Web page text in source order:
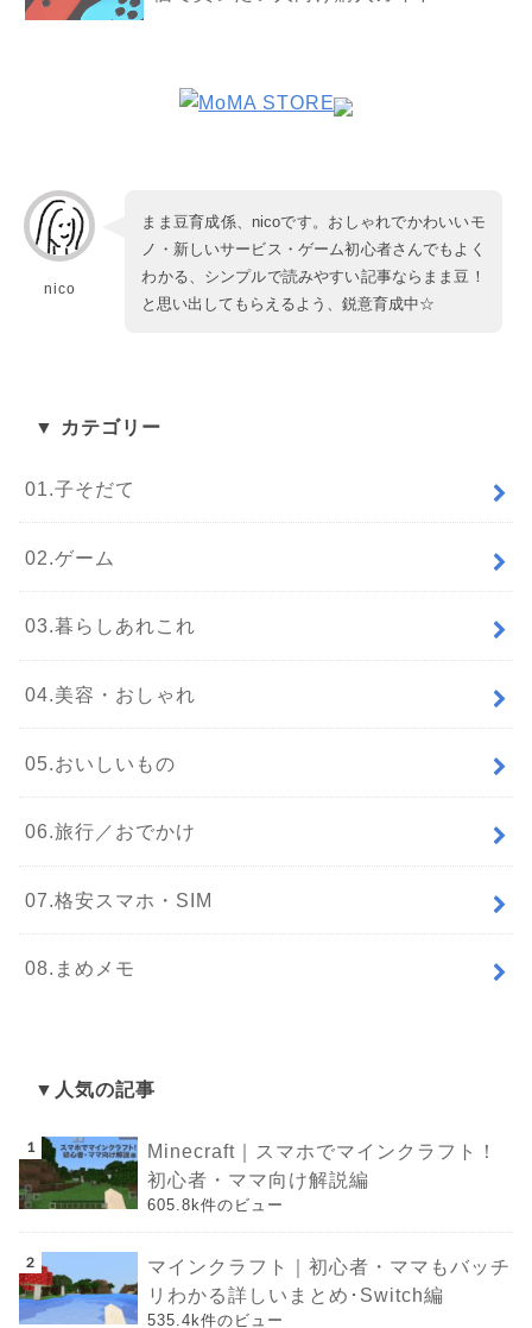
nico
まま豆育成係、nicoです。おしゃれでかわいいモ
ノ・新しいサービス・ゲーム初心者さんでもよく
わかる、シンプルで読みやすい記事ならまま豆！
と思い出してもらえるよう、鋭意育成中☆
▼ カテゴリー
01.子そだて
02.ゲーム
03.暮らしあれこれ
04.美容・おしゃれ
05.おいしいもの
06.旅行／おでかけ
07.格安スマホ・SIM
08.まめメモ
▼人気の記事
Minecraft｜スマホでマインクラフト！
初心者・ママ向け解説編
605.8k件のビュー
マインクラフト｜初心者・ママもバッチ
リわかる詳しいまとめ･Switch編
535.4k件のビュー